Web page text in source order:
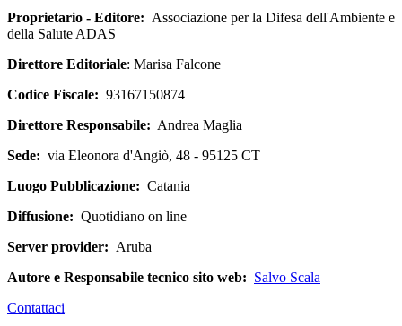
Proprietario - Editore: Associazione per la Difesa dell'Ambiente e
della Salute ADAS
Direttore Editoriale: Marisa Falcone
Codice Fiscale: 93167150874
Direttore Responsabile: Andrea Maglia
Sede: via Eleonora d'Angiò, 48 - 95125 CT
Luogo Pubblicazione: Catania
Diffusione: Quotidiano on line
Server provider: Aruba
Autore e Responsabile tecnico sito web: Salvo Scala
Contattaci